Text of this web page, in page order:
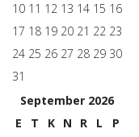
10 11 12 13 14 15 16
17 18 19 20 21 22 23
24 25 26 27 28 29 30
31
September 2026
E
T K N R L
P